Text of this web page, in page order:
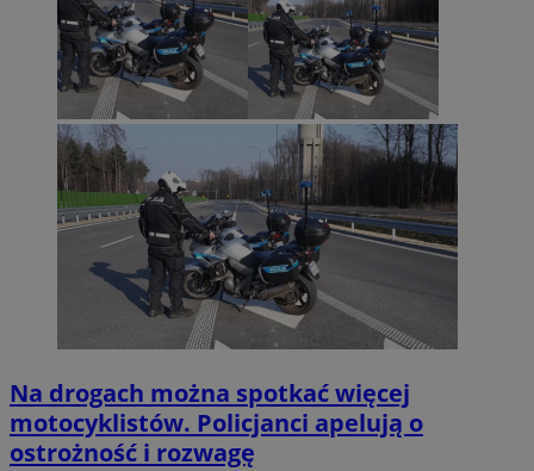
Na drogach można spotkać więcej
motocyklistów. Policjanci apelują o
ostrożność i rozwagę